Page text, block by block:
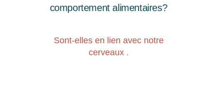
comportement alimentaires?
Sont-elles en lien avec notre
cerveaux .